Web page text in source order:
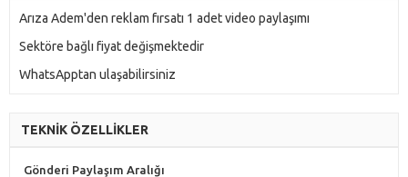
Arıza Adem'den reklam fırsatı 1 adet video paylaşımı
Sektöre bağlı fiyat değişmektedir
WhatsApptan ulaşabilirsiniz
TEKNİK ÖZELLİKLER
Gönderi Paylaşım Aralığı